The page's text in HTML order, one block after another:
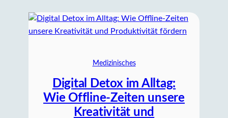
Medizinisches
Digital Detox im Alltag:
Wie Offline-Zeiten unsere
Kreativität und